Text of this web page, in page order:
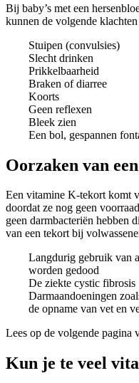
Bij baby’s met een
kunnen de volgende
Stuipen (convulsies)
Slecht drinken
Prikkelbaarheid
Braken of diarree
Koorts
Geen reflexen
Bleek zien
Een bol, gespannen
Oorzaken van
Een vitamine K-tekort komt
doordat ze nog geen
geen darmbacteriën hebben
van een tekort bij
Langdurig gebruik van
worden gedood
De ziekte cystic fibrosis
Darmaandoeningen
de opname van vet en
Lees op de volgende pagina
Kun je te veel